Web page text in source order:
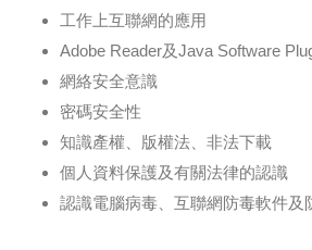
工作上互聯網的應用
Adobe Reader及Java Software
網絡安全意識
密碼安全性
知識產權、版權法、非法下載
個人資料保護及有關法律的認識
認識電腦病毒、互聯網防毒軟件及